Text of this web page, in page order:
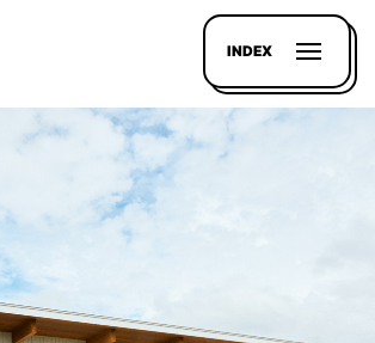
INDEX